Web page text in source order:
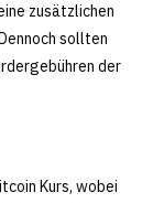
zusätzlichen
sollten
der
Kurs, wobei